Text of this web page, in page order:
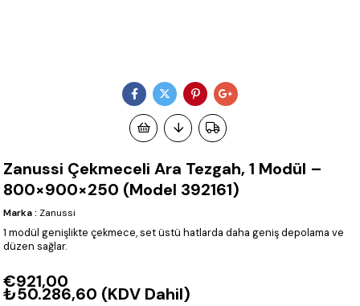
Zanussi Çekmeceli Ara Tezgah, 1 Modül –
800×900×250 (Model 392161)
Marka : Zanussi
1 modül genişlikte çekmece, set üstü hatlarda daha geniş depolama ve
düzen sağlar.
€921,00
₺50.286,60 (KDV Dahil)